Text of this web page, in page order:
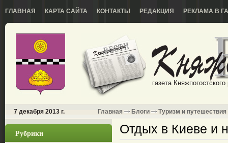
ГЛАВНАЯ КАРТА САЙТА КОНТАКТЫ РЕДАКЦИЯ РЕКЛАМА В
газета
7 декабря 2013 г. Главная Блоги Туризм и путешествия
Рубрики Отдых в Киеве и